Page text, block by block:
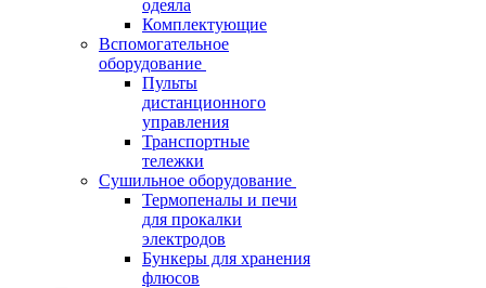
одеяла
Комплектующие
Вспомогательное
оборудование
Пульты
дистанционного
управления
Транспортные
тележки
Сушильное оборудование
Термопеналы и печи
для прокалки
электродов
Бункеры для хранения
флюсов